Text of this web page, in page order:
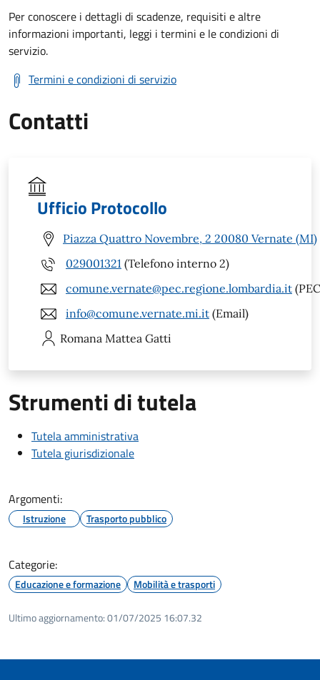
Per conoscere i dettagli di scadenze, requisiti e altre
informazioni importanti, leggi i termini e le condizioni di
servizio.
Termini e condizioni di servizio
Contatti
Ufficio Protocollo
Piazza Quattro Novembre, 2 20080 Vernate (MI)
029001321 (Telefono interno 2)
comune.vernate@pec.regione.lombardia.it
info@comune.vernate.mi.it (Email)
Romana Mattea Gatti
Strumenti di tutela
Tutela amministrativa
Tutela giurisdizionale
Argomenti:
Istruzione Trasporto pubblico
Categorie:
Educazione e formazione Mobilità e trasporti
Ultimo aggiornamento:01/07/2025 16:07.32